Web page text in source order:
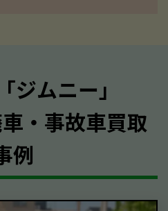
ジムニー｣
・事故車買取
例